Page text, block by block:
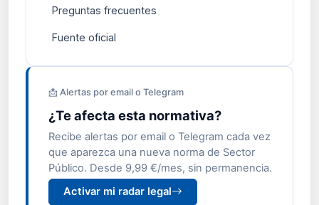
Preguntas frecuentes
Fuente oficial
📩 Alertas por email o Telegram
¿Te afecta esta normativa?
Recibe alertas por email o Telegram cada vez
que aparezca una nueva norma de Sector
Público. Desde 9,99 €/mes, sin permanencia.
Activar mi radar legal